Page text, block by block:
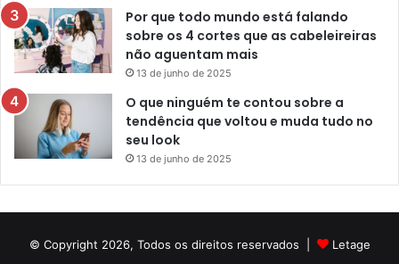
Por que todo mundo está falando
sobre os 4 cortes que as cabeleireiras
não aguentam mais
13 de junho de 2025
O que ninguém te contou sobre a
tendência que voltou e muda tudo no
seu look
13 de junho de 2025
© Copyright 2026, Todos os direitos reservados | Letage